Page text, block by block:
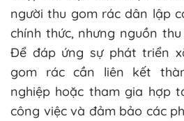
người thu gom rác dân lập
chính thức, nhưng nguồn
Để đáp ứng sự phát triển
gom rác cần liên kết
nghiệp hoặc tham gia hợp
công việc và đảm bảo các